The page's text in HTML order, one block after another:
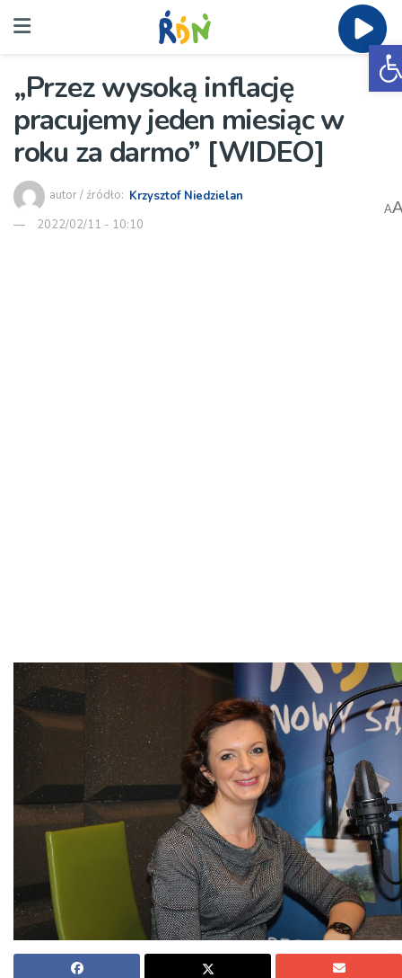
„Przez wysoką inflację
pracujemy jeden miesiąc w
roku za darmo” [WIDEO]
autor / źródło: Krzysztof Niedzielan
2022/02/11 - 10:10
A